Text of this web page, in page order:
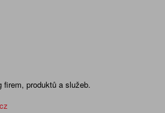
produktů a služeb.